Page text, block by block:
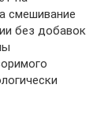
смешивание
без добавок